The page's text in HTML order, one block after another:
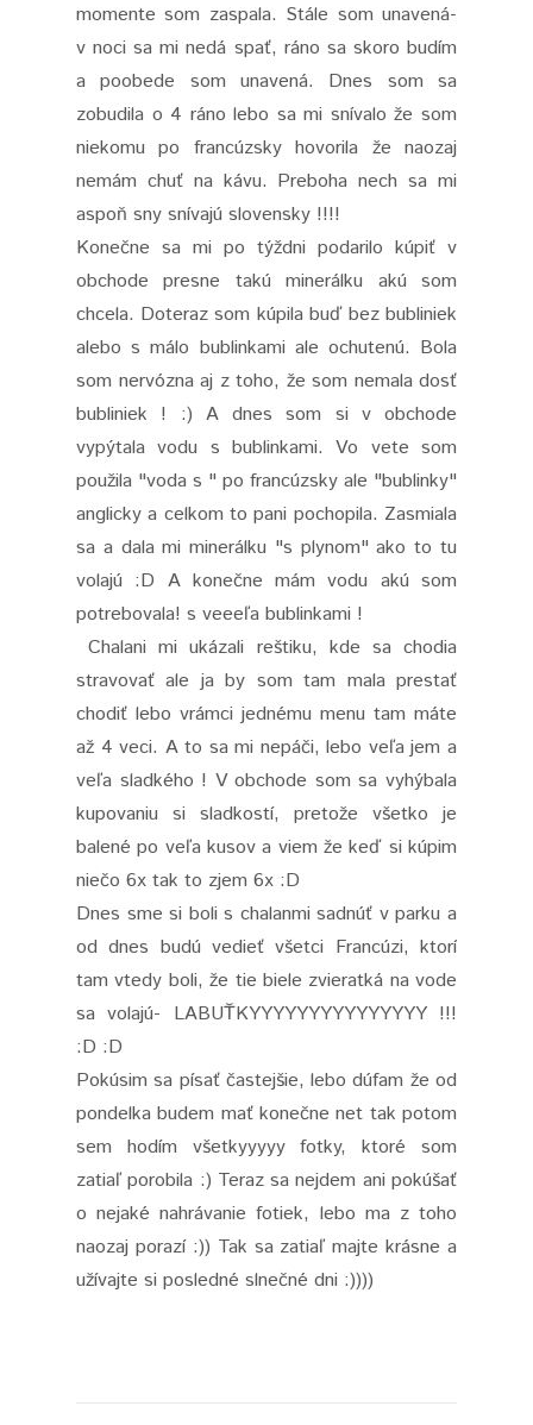
momente som zaspala. Stále som unavená-
v noci sa mi nedá spať, ráno sa skoro budím
a poobede som unavená. Dnes som sa
zobudila o 4 ráno lebo sa mi snívalo že som
niekomu po francúzsky hovorila že naozaj
nemám chuť na kávu. Preboha nech sa mi
aspoň sny snívajú slovensky !!!!
Konečne sa mi po týždni podarilo kúpiť v
obchode presne takú minerálku akú som
chcela. Doteraz som kúpila buď bez bubliniek
alebo s málo bublinkami ale ochutenú. Bola
som nervózna aj z toho, že som nemala dosť
bubliniek ! :) A dnes som si v obchode
vypýtala vodu s bublinkami. Vo vete som
použila "voda s " po francúzsky ale "bublinky"
anglicky a celkom to pani pochopila. Zasmiala
sa a dala mi minerálku "s plynom" ako to tu
volajú :D A konečne mám vodu akú som
potrebovala! s veeeľa bublinkami !
Chalani mi ukázali reštiku, kde sa chodia
stravovať ale ja by som tam mala prestať
chodiť lebo vrámci jednému menu tam máte
až 4 veci. A to sa mi nepáči, lebo veľa jem a
veľa sladkého ! V obchode som sa vyhýbala
kupovaniu si sladkostí, pretože všetko je
balené po veľa kusov a viem že keď si kúpim
niečo 6x tak to zjem 6x :D
Dnes sme si boli s chalanmi sadnúť v parku a
od dnes budú vedieť všetci Francúzi, ktorí
tam vtedy boli, že tie biele zvieratká na vode
sa volajú- LABUŤKYYYYYYYYYYYYYYY !!!
:D :D
Pokúsim sa písať častejšie, lebo dúfam že od
pondelka budem mať konečne net tak potom
sem hodím všetkyyyyy fotky, ktoré som
zatiaľ porobila :) Teraz sa nejdem ani pokúšať
o nejaké nahrávanie fotiek, lebo ma z toho
naozaj porazí :)) Tak sa zatiaľ majte krásne a
užívajte si posledné slnečné dni :))))